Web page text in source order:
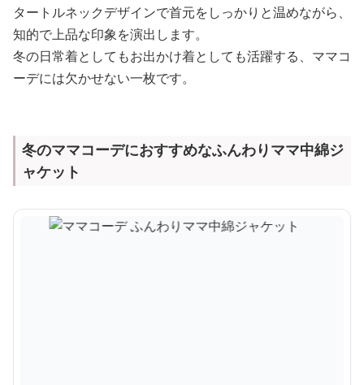
タートルネックデザインで首元をしっかりと温めながら、
知的で上品な印象を演出します。
冬の日常着としてもお出かけ着としても活躍する、ママコ
ーデには欠かせない一枚です。
冬のママコーデにおすすめなふんわりママ中綿ジ
ャケット